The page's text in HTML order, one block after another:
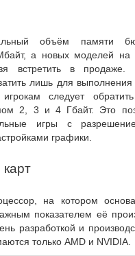
объём памяти
а новых моделей
встретить в продаже.
лишь для
следует
2, 3 и 4 Гбайт. Это
игры с
графики.
на котором
показателем её
разработкой и
только AMD и NVIDIA.